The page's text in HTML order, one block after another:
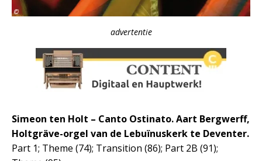
advertentie
Simeon ten Holt – Canto Ostinato. Aart Bergwerff,
Holtgräve-orgel van de Lebuïnuskerk te Deventer.
Part 1; Theme (74); Transition (86); Part 2B (91);